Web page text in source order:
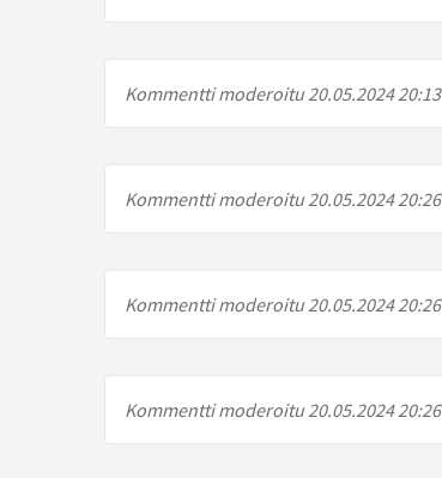
Kommentti moderoitu 20.05.2024 20:13
Kommentti moderoitu 20.05.2024 20:26
Kommentti moderoitu 20.05.2024 20:26
Kommentti moderoitu 20.05.2024 20:26